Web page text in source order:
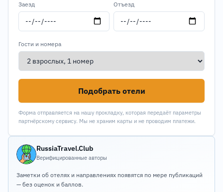
Заезд Отъезд
Гости и номера
Подобрать отели
Форма отправляется на нашу прокладку, которая передаёт параметры
партнёрскому сервису. Мы не храним карты и не проводим платежи.
RussiaTravel.Club
Верифицированные авторы
Заметки об отелях и направлениях появятся по мере публикаций
— без оценок и баллов.